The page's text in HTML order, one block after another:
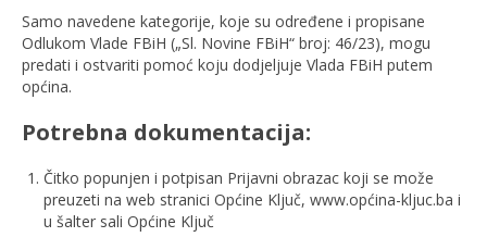
Samo navedene kategorije, koje su određene i propisane
Odlukom Vlade FBiH („Sl. Novine FBiH“ broj: 46/23), mogu
predati i ostvariti pomoć koju dodjeljuje Vlada FBiH putem
općina.
Potrebna dokumentacija:
Čitko popunjen i potpisan Prijavni obrazac koji se može
preuzeti na web stranici Općine Ključ, www.općina-kljuc.ba i
u šalter sali Općine Ključ